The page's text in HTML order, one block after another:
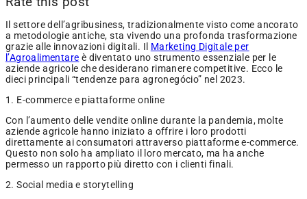
Il settore dell’agribusiness, tradizionalmente visto come ancorato
a metodologie antiche, sta vivendo una profonda trasformazione
grazie alle innovazioni digitali. Il Marketing Digitale per
l’Agroalimentare è diventato uno strumento essenziale per le
aziende agricole che desiderano rimanere competitive. Ecco le
dieci principali “tendenze para agronegócio” nel 2023.
1. E-commerce e piattaforme online
Con l’aumento delle vendite online durante la pandemia, molte
aziende agricole hanno iniziato a offrire i loro prodotti
direttamente ai consumatori attraverso piattaforme e-commerce.
Questo non solo ha ampliato il loro mercato, ma ha anche
permesso un rapporto più diretto con i clienti finali.
2. Social media e storytelling